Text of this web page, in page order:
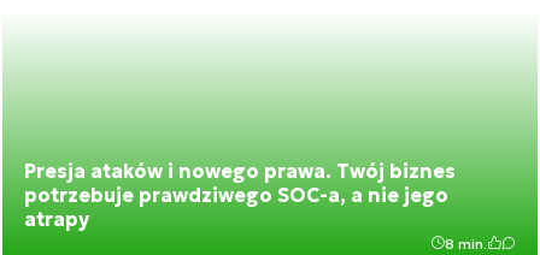
Presja ataków i nowego prawa. Twój biznes
potrzebuje prawdziwego SOC-a, a nie jego
atrapy
8 min.